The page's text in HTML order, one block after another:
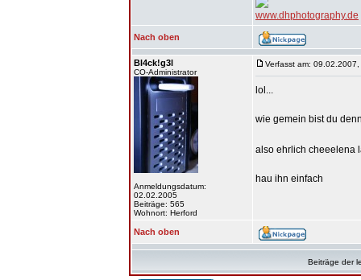
www.dhphotography.de
Nach oben
Bl4ck!g3l
CO-Administrator
Anmeldungsdatum:
02.02.2005
Beiträge: 565
Wohnort: Herford
Verfasst am:
lol...
wie gemein bist du
also ehrlich cheeelena
hau ihn einfach
Nach oben
Beiträge der